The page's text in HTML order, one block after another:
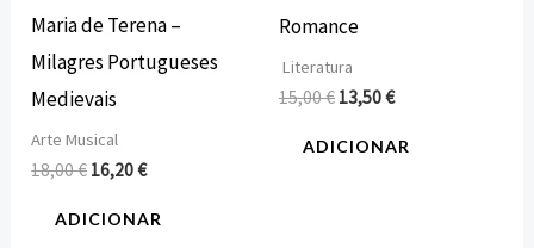
Maria de Terena –
Milagres Portugueses
Medievais
Arte Musical
18,00€ 16,20€
ADICIONAR
Romance
Literatura
15,00€ 13,50€
ADICIONAR